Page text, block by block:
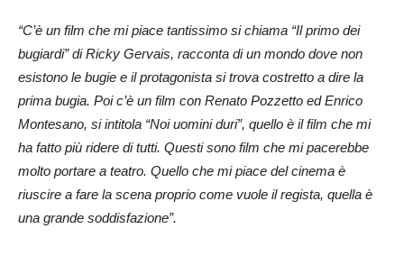
“C’è un film che mi piace tantissimo si chiama “Il primo dei
bugiardi” di Ricky Gervais, racconta di un mondo dove non
esistono le bugie e il protagonista si trova costretto a dire la
prima bugia. Poi c’è un film con Renato Pozzetto ed Enrico
Montesano, si intitola “Noi uomini duri”, quello è il film che mi
ha fatto più ridere di tutti. Questi sono film che mi pacerebbe
molto portare a teatro. Quello che mi piace del cinema è
riuscire a fare la scena proprio come vuole il regista, quella è
una grande soddisfazione”.